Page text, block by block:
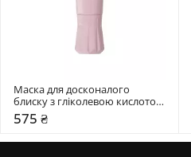
Маска для досконалого
блиску з гліколевою кислотою
NEQI Treatment Treasure Gloss
Glaze
575 ₴